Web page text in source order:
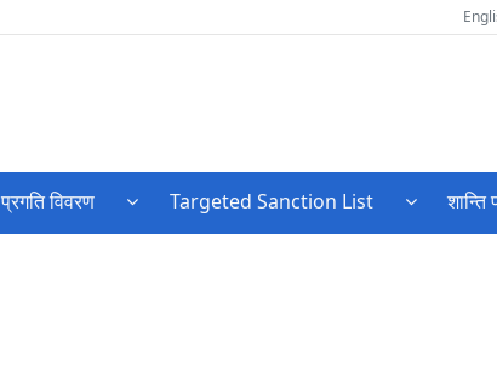
प्रगति विवरण Targeted Sanction List शान्ति